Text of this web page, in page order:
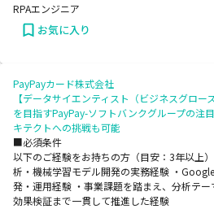
RPAエンジニア
お気に入り
PayPayカード株式会社
【データサイエンティスト（ビジネスグロ
を目指すPayPay-ソフトバンクグループの注
キテクトへの挑戦も可能
■必須条件
以下のご経験をお持ちの方（目安：3年以上
析・機械学習モデル開発の実務経験 ・
発・運用経験 ・事業課題を踏まえ、分析テー
効果検証まで一貫して推進した経験